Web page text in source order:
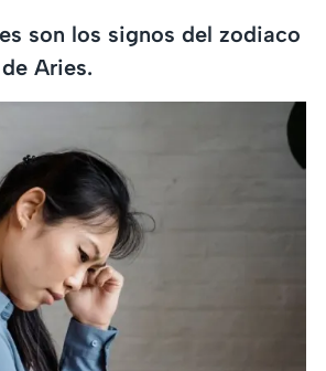
son los signos del zodiaco
Aries.